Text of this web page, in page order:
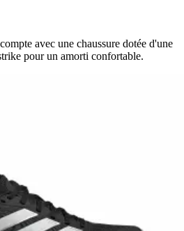
avec une chaussure dotée d'une
pour un amorti confortable.